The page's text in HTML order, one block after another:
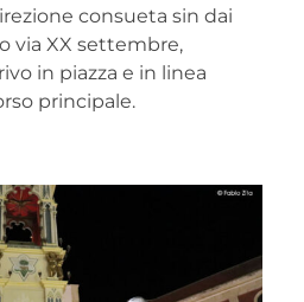
consueta sin dai
via XX settembre,
in piazza e in linea
principale.